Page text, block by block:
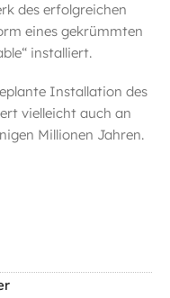
des erfolgreichen
eines gekrümmten
installiert.
Installation des
vielleicht auch an
Millionen Jahren.